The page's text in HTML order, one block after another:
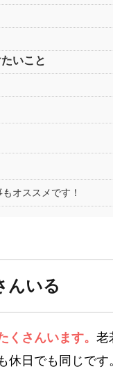
いこと
オススメです！
んいる
くさんいます。 老
日でも同じです